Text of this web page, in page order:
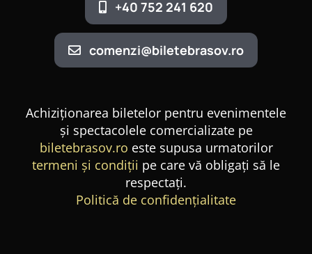
+40 752 241 620
comenzi@biletebrasov.ro
Achiziționarea biletelor pentru evenimentele
și spectacolele comercializate pe
biletebrasov.ro este supusa urmatorilor
termeni și condiții pe care vă obligați să le
respectați.
Politică de confidențialitate